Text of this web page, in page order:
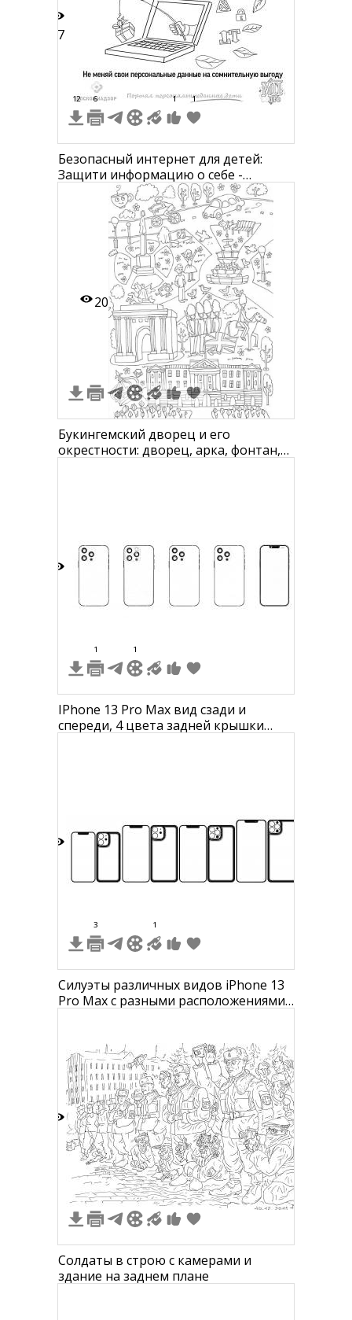
47
12 6 1 1
Безопасный интернет для детей:
Защити информацию о себе -
Лэптоп, символы интернета, камеры,
замки, музыкальные ноты, почтовые
конверты, страницы, перо, кружка,
дерево, логотипы
20
Букингемский дворец и его
окрестности: дворец, арка, фонтан,
1 1
IPhone 13 Pro Max вид сзади и
спереди, 4 цвета задней крышки
3 1
Силуэты различных видов iPhone 13
Pro Max с разными расположениями
Солдаты в строю с камерами и
здание на заднем плане